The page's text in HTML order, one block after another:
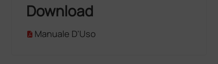
Download
Manuale D'Uso